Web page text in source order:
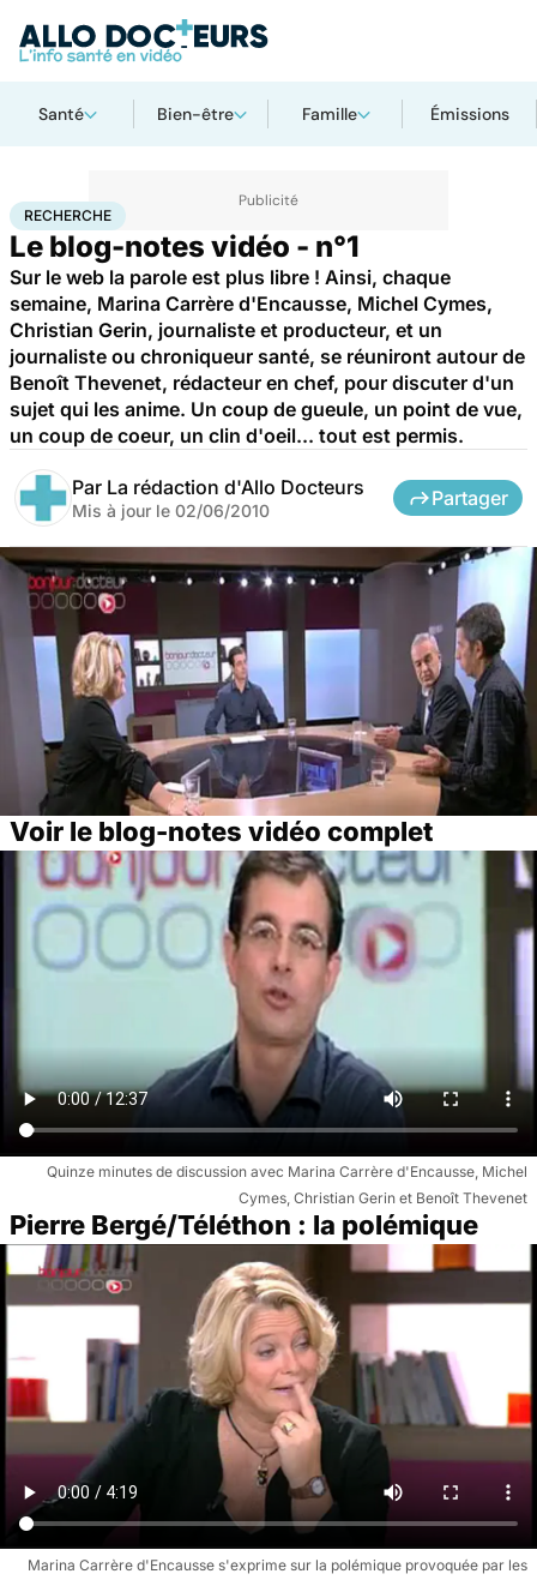
Santé Bien-être Famille Émissions
AccueilSantéMaladies Recherche
RECHERCHE
Le blog-notes vidéo - n°1
Sur le web la parole est plus libre ! Ainsi, chaque
semaine, Marina Carrère d'Encausse, Michel Cymes,
Christian Gerin, journaliste et producteur, et un
journaliste ou chroniqueur santé, se réuniront autour de
Benoît Thevenet, rédacteur en chef, pour discuter d'un
sujet qui les anime. Un coup de gueule, un point de vue,
un coup de coeur, un clin d'oeil... tout est permis.
Par La rédaction d'Allo Docteurs
Mis à jour le 02/06/2010
Partager
Voir le blog-notes vidéo complet
Quinze minutes de discussion avec Marina Carrère d'Encausse, Michel
Cymes, Christian Gerin et Benoît Thevenet
Pierre Bergé/Téléthon : la polémique
Marina Carrère d'Encausse s'exprime sur la polémique provoquée par les